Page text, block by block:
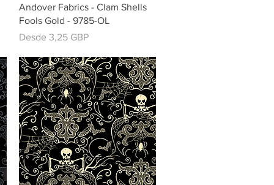
Andover Fabrics - Clam Shells
Fools Gold - 9785-OL
Desde 3,25 GBP
Precio de oferta